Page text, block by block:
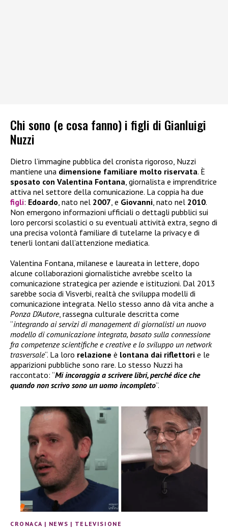
Chi sono (e cosa fanno) i figli di Gianluigi
Nuzzi
Dietro l’immagine pubblica del cronista rigoroso, Nuzzi
mantiene una dimensione familiare molto riservata. È
sposato con Valentina Fontana, giornalista e imprenditrice
attiva nel settore della comunicazione. La coppia ha due
figli: Edoardo, nato nel 2007, e Giovanni, nato nel 2010.
Non emergono informazioni ufficiali o dettagli pubblici sui
loro percorsi scolastici o su eventuali attività extra, segno di
una precisa volontà familiare di tutelarne la privacy e di
tenerli lontani dall’attenzione mediatica.
Valentina Fontana, milanese e laureata in lettere, dopo
alcune collaborazioni giornalistiche avrebbe scelto la
comunicazione strategica per aziende e istituzioni. Dal 2013
sarebbe socia di Visverbi, realtà che sviluppa modelli di
comunicazione integrata. Nello stesso anno dà vita anche a
Ponza D’Autore, rassegna culturale descritta come
“integrando ai servizi di management di giornalisti un nuovo
modello di comunicazione integrata, basato sulla connessione
fra competenze scientifiche e creative e lo sviluppo un network
trasversale“. La loro relazione è lontana dai riflettori e le
apparizioni pubbliche sono rare. Lo stesso Nuzzi ha
raccontato: “Mi incoraggia a scrivere libri, perché dice che
quando non scrivo sono un uomo incompleto”.
CRONACA | NEWS | TELEVISIONE